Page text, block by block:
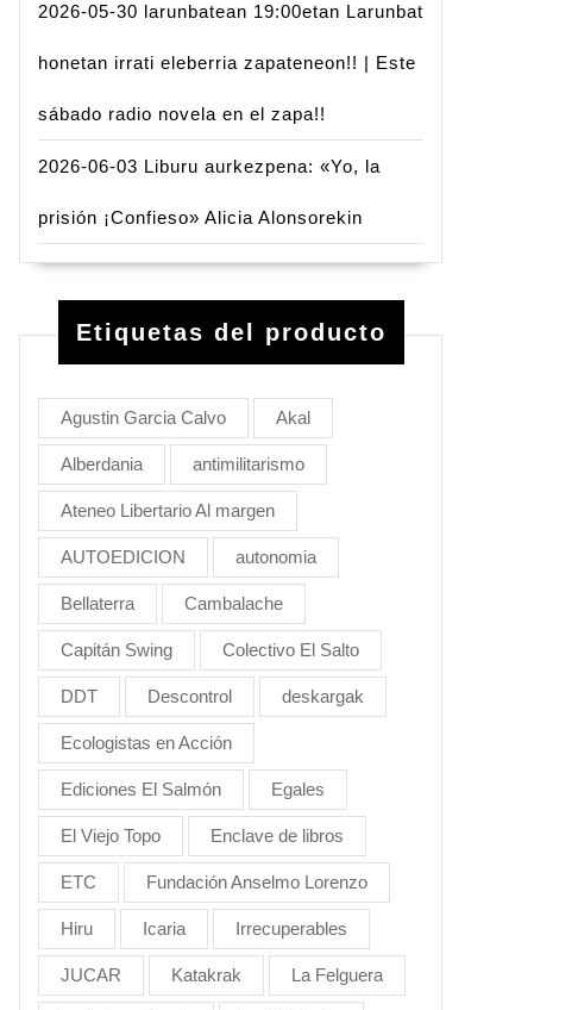
2026-05-30 larunbatean 19:00etan Larunbat
honetan irrati eleberria zapateneon!! | Este
sábado radio novela en el zapa!!
2026-06-03 Liburu aurkezpena: «Yo, la
prisión ¡Confieso» Alicia Alonsorekin
Etiquetas del producto
Agustin Garcia Calvo Akal
Alberdania antimilitarismo
Ateneo Libertario Al margen
AUTOEDICION autonomia
Bellaterra Cambalache
Capitán Swing Colectivo El Salto
DDT Descontrol deskargak
Ecologistas en Acción
Ediciones El Salmón Egales
El Viejo Topo Enclave de libros
ETC Fundación Anselmo Lorenzo
Hiru Icaria Irrecuperables
JUCAR Katakrak La Felguera